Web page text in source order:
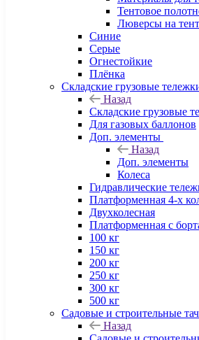
Тентовое
Люверсы на тент
Синие
Серые
Огнестойкие
Плёнка
Складские грузовые
Назад
Складские грузовые
Для газовых баллонов
Доп. элементы
Назад
Доп. элементы
Колеса
Гидравлические
Платформенная 4-х
Двухколесная
Платформенная с
100 кг
150 кг
200 кг
250 кг
300 кг
500 кг
Садовые и строительные
Назад